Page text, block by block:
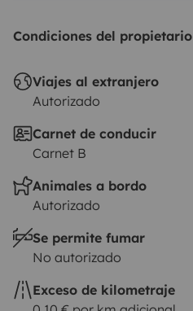
Condiciones del propietario
Viajes al extranjero
Autorizado
Carnet de conducir
Carnet B
Animales a bordo
Autorizado
Se permite fumar
No autorizado
Exceso de kilometraje